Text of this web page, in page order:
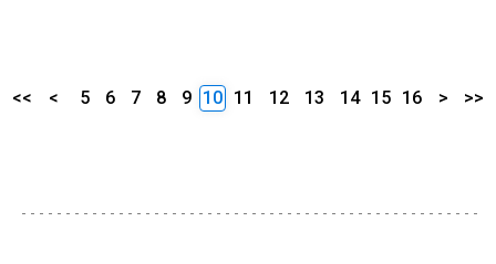
<< < 5 6 7 8 9 10 11 12 13 14 15 16 > >>